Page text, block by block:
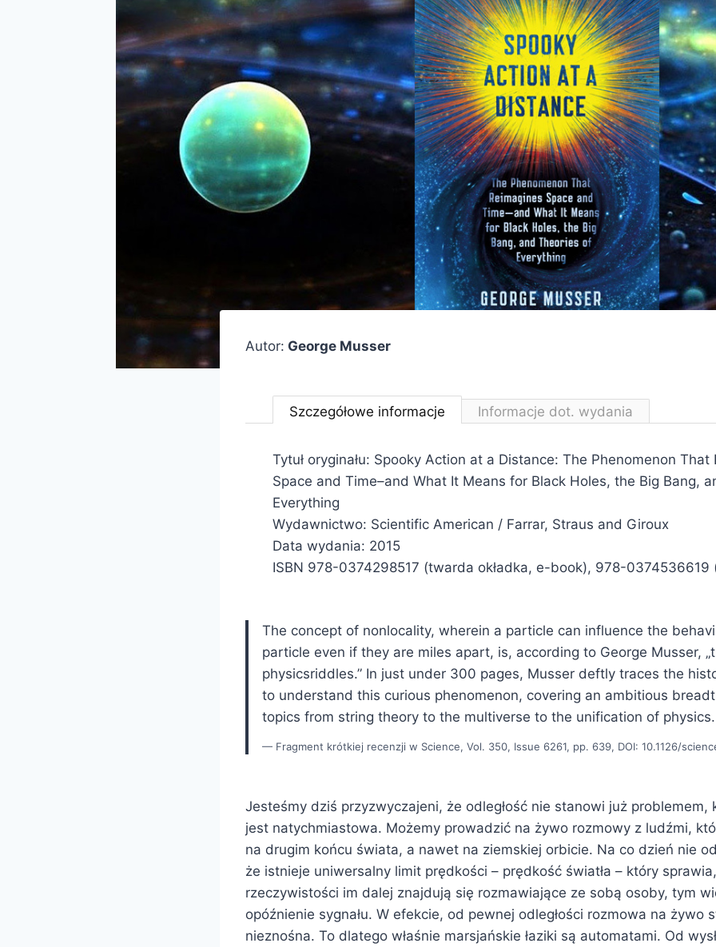
Autor: George Musser
Szczegółowe informacje Informacje dot. wydania
Tytuł oryginału: Spooky Action at a Distance: The Phenomenon That
Space and Time–and What It Means for Black Holes, the Big Bang,
Everything
Wydawnictwo: Scientific American / Farrar, Straus and Giroux
Data wydania: 2015
ISBN 978-0374298517 (twarda okładka, e-book), 978-0374536619
The concept of nonlocality, wherein a particle can influence the
particle even if they are miles apart, is, according to George Musser,
physicsriddles.” In just under 300 pages, Musser deftly traces the
to understand this curious phenomenon, covering an ambitious
topics from string theory to the multiverse to the unification of physics.
Fragment krótkiej recenzji w Science, Vol. 350, Issue 6261, pp. 639, DOI: 10.1126/
Jesteśmy dziś przyzwyczajeni, że odległość nie stanowi już problemem,
jest natychmiastowa. Możemy prowadzić na żywo rozmowy z ludźmi,
na drugim końcu świata, a nawet na ziemskiej orbicie. Na co dzień nie
że istnieje uniwersalny limit prędkości – prędkość światła – który
rzeczywistości im dalej znajdują się rozmawiające ze sobą osoby, tym
opóźnienie sygnału. W efekcie, od pewnej odległości rozmowa na żywo
nieznośna. To dlatego właśnie marsjańskie łaziki są automatami. Od